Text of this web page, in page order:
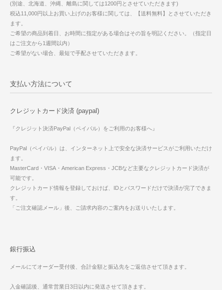
(別途、北海道、沖縄、離島に関しては1200円とさせていただきます)
税込11,000円以上お買い上げのお客様に関しては、【送料無料】とさせていただき
ます。
ご希望の商品到着日、お時間に指定がある場合はその旨を明記ください。（指定日
はご注文から1週間以内）
ご希望がない場合、最短で手配させていただきます。
支払い方法について
クレジットカード決済 (paypal)
『クレジット決済PayPal（ペイパル）をご利用のお客様へ』
PayPal（ペイパル）は、インターネット上で安全な決済サービスがご利用いただけ
ます。
MasterCard・VISA・American Express・JCBなど主要なクレジットカード決済が
可能です。
クレジットカード情報を登録しておけば、IDとパスワードだけで決済が完了できま
す。
「ご注文確認メール」後、ご請求内容のご案内をお送りいたします。
銀行振込
メールにてオーダー受付後、合計金額と振込先をご返信させて頂きます。
入金確認後、通常営業日3日以内に発送させて頂きます。